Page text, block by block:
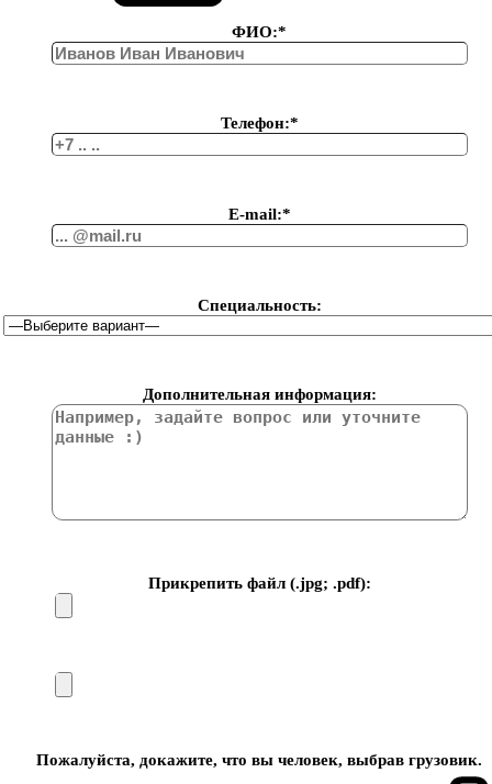
ФИО:*
Телефон:*
Е-mail:*
Специальность:
Дополнительная информация:
Прикрепить файл (.jpg; .pdf):
Пожалуйста, докажите, что вы человек, выбрав грузовик.